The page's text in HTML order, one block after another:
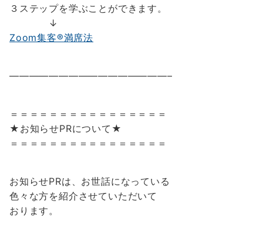
３ステップを学ぶことができます。
↓
Zoom集客®満席法
————————————————–
＝＝＝＝＝＝＝＝＝＝＝＝＝＝＝＝
★お知らせPRについて★
＝＝＝＝＝＝＝＝＝＝＝＝＝＝＝＝
お知らせPRは、お世話になっている
色々な方を紹介させていただいて
おります。